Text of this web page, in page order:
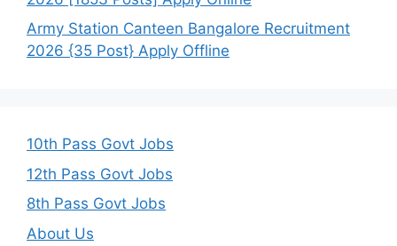
Army Station Canteen Bangalore Recruitment
2026 {35 Post} Apply Offline
10th Pass Govt Jobs
12th Pass Govt Jobs
8th Pass Govt Jobs
About Us